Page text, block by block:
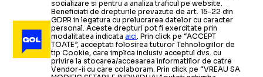
socializare si pentru a analiza traficul pe website.
Beneficiati de drepturile prevazute de art. 15-22 din
GDPR in legatura cu prelucrarea datelor cu caracter
personal. Aceste drepturi pot fi exercitate prin
modalitatea indicataaici. Prin click pe “ACCEPT
TOATE”, acceptati folosirea tuturor Tehnologiilor de
tip Cookie, care implica inclusiv acceptul dvs. cu
privire la stocarea/accesarea informatiilor de catre
Vendor-ii cu care colaboram. Prin click pe “VREAU SA